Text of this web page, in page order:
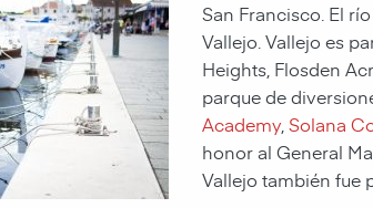
San Francisco. El
Vallejo. Vallejo es
Heights, Flosden
parque de
Academy Solana
honor al General
Vallejo también fue